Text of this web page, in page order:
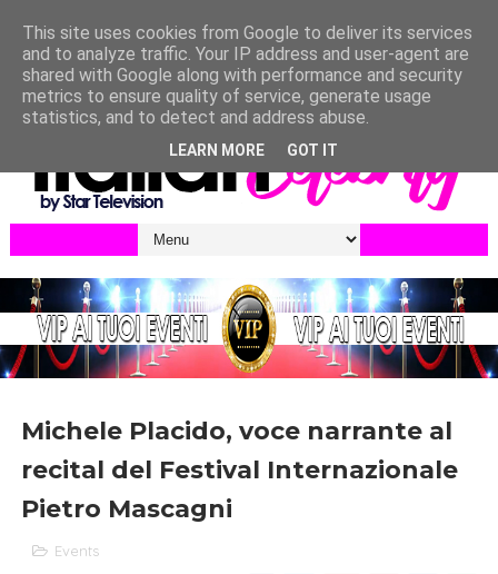
Michele Placido, voce narrante al
recital del Festival Internazionale
Pietro Mascagni
Events
This site uses cookies from Google to deliver its services
and to analyze traffic. Your IP address and user-agent are
shared with Google along with performance and security
metrics to ensure quality of service, generate usage
statistics, and to detect and address abuse.
LEARN MORE GOT IT